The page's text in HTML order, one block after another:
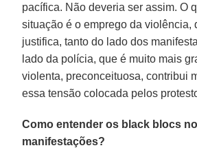
pacífica. Não deveria ser assim. O
situação é o emprego da violência,
justifica, tanto do lado dos
lado da polícia, que é muito mais
violenta, preconceituosa, contribui
essa tensão colocada pelos
Como entender os black blocs
manifestações?